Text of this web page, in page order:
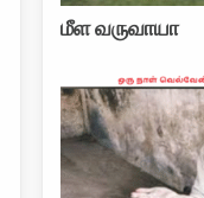
மீள வருவாயா